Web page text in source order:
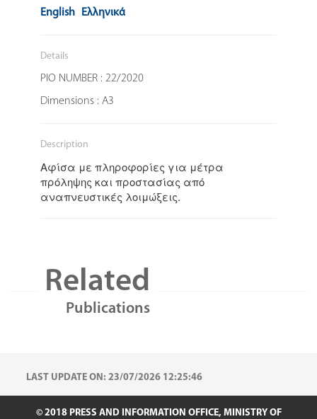
English Ελληνικά
Details
PIO NUMBER : 22/2020
Dimensions : A3
Description
Αφίσα με πληροφορίες για μέτρα
πρόληψης και προστασίας από
αναπνευστικές λοιμώξεις.
Related
Publications
LAST UPDATE ON: 23/07/2026 12:25:46
© 2018 PRESS AND INFORMATION OFFICE, MINISTRY OF